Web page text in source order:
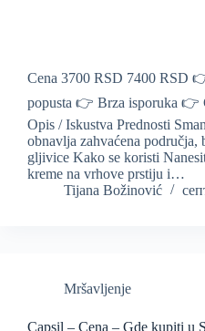
Cena 3700 RSD 7400 RSD
popusta 👉 Brza isporuka 👉
Opis / Iskustva Prednosti
obnavlja zahvaćena područja,
gljivice Kako se koristi
kreme na vrhove prstiju i…
Tijana Božinović
Mršavljenje
Capsil – Cena – Gde kupiti u